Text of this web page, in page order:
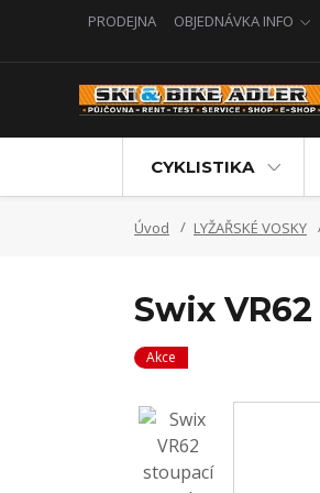
PRODEJNA OBJEDNÁVKA INFO
CYKLISTIKA
Úvod LYŽAŘSKÉ VOSKY
Swix
Akce